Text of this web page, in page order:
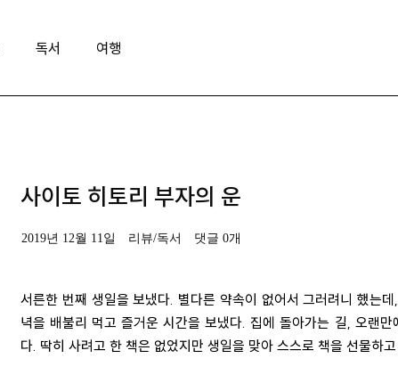
독서 여행
사이토 히토리 부자의 운
2019년 12월 11일 리뷰/독서 댓글 0개
서른한 번째 생일을 보냈다. 별다른 약속이 없어서 그러려니 했는
녁을 배불리 먹고 즐거운 시간을 보냈다. 집에 돌아가는 길, 오랜
다. 딱히 사려고 한 책은 없었지만 생일을 맞아 스스로 책을 선물하고